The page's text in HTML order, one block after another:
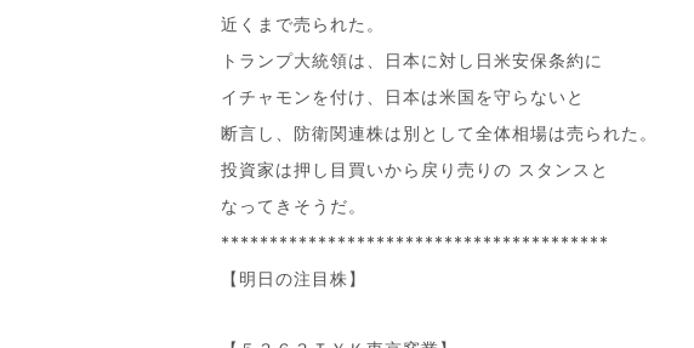
近くまで売られた。
トランプ大統領は、日本に対し日米安保条約に
イチャモンを付け、日本は米国を守らないと
断言し、防衛関連株は別として全体相場は売られた。
投資家は押し目買いから戻り売りの スタンスと
なってきそうだ。
****************************************
【明日の注目株】